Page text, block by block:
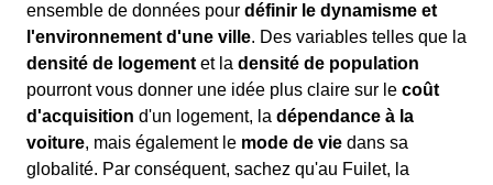
ensemble de données pour définir le dynamisme et
l'environnement d'une ville. Des variables telles que la
densité de logement et la densité de population
pourront vous donner une idée plus claire sur le coût
d'acquisition d'un logement, la dépendance à la
voiture, mais également le mode de vie dans sa
globalité. Par conséquent, sachez qu'au Fuilet, la